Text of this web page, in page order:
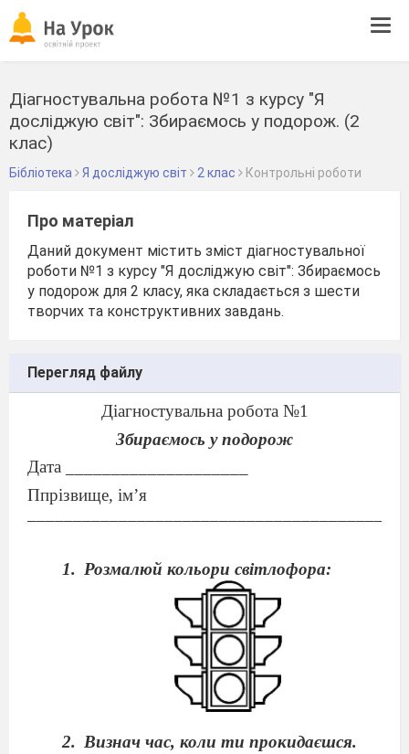
Діагностувальна робота №1 з курсу "Я
досліджую світ": Збираємось у подорож. (2
клас)
Бібліотека Я досліджую світ 2 клас Контрольні роботи
Про матеріал
Даний документ містить зміст діагностувальної
роботи №1 з курсу "Я досліджую світ": Збираємось
у подорож для 2 класу, яка складається з шести
творчих та конструктивних завдань.
Перегляд файлу
Діагностувальна робота №1
Збираємось у подорож
Дата ____________________
Ппрізвище, ім’я
Розмалюй кольори світлофора:
Визнач час, коли ти прокидаєшся.